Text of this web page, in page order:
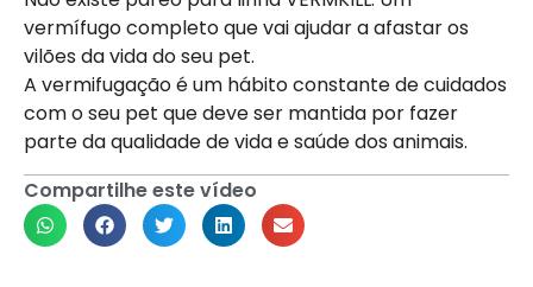
vermífugo completo que vai ajudar a afastar os
vilões da vida do seu pet.
A vermifugação é um hábito constante de cuidados
com o seu pet que deve ser mantida por fazer
parte da qualidade de vida e saúde dos animais.
Compartilhe este vídeo